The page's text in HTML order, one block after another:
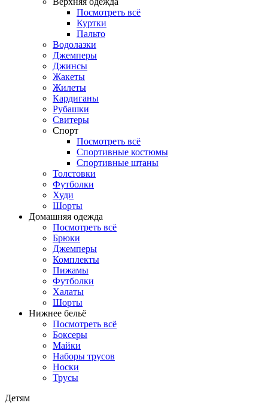
Посмотреть всё
Куртки
Пальто
Водолазки
Джемперы
Джинсы
Жакеты
Жилеты
Кардиганы
Рубашки
Свитеры
Спорт
Посмотреть всё
Спортивные костюмы
Спортивные штаны
Толстовки
Футболки
Худи
Шорты
Домашняя одежда
Посмотреть всё
Брюки
Джемперы
Комплекты
Пижамы
Футболки
Халаты
Шорты
Нижнее бельё
Посмотреть всё
Боксеры
Майки
Наборы трусов
Носки
Трусы
Детям